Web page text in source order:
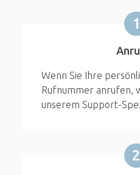
1
Wenn Sie Ihre
Rufnummer anrufen,
unserem Support-
2